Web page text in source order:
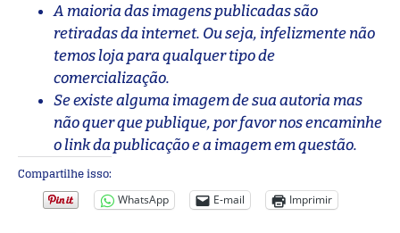
A maioria das imagens publicadas são
retiradas da internet. Ou seja, infelizmente não
temos loja para qualquer tipo de
comercialização.
Se existe alguma imagem de sua autoria mas
não quer que publique, por favor nos encaminhe
o link da publicação e a imagem em questão.
Compartilhe isso:
WhatsApp E-mail Imprimir